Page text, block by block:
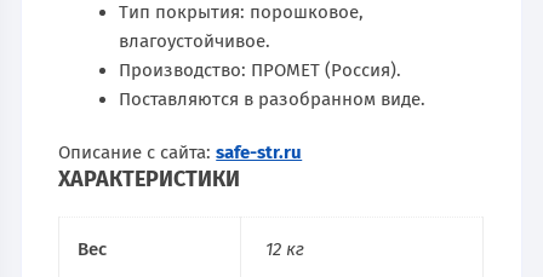
Тип покрытия: порошковое,
влагоустойчивое.
Производство: ПРОМЕТ (Россия).
Поставляются в разобранном виде.
Описание с сайта:safe-str.ru
ХАРАКТЕРИСТИКИ
Вес 12 кг